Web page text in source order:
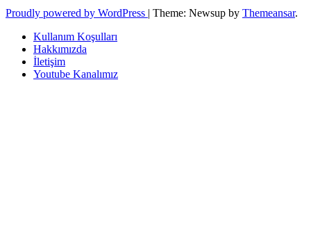
Proudly powered by WordPress | Theme: Newsup by Themeansar.
Kullanım Koşulları
Hakkımızda
İletişim
Youtube Kanalımız